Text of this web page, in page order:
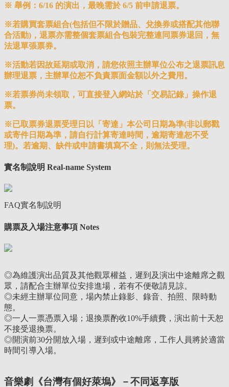
※ 舉例：6/16 的演出，最晚需於 6/5 前申請退票。
※若購買套票組合(包括但不限於贈品、兌換券或搭配其他聯
合活動)，退票亦需整個套票組合包裝完整連同票券退回，無
法退單張票券。
※活動若因故延期或取消，請您依照主辦單位公布之退票訊息
辦理退票，主辦單位恕不負責票面金額以外之費用。
※若票券尚未領取，可直接登入網站於「交易記錄」操作退
票。
※已取票券退票受理日以「寄達」本公司日期為準(非以郵戳
或寄件日期為準，請自行計算寄達時間，逾期寄達恕不受
理)。若逾期、缺件或申請書填寫不全，則無法受理。
實名制說明 Real-name System
FAQ實名制說明
購票及入場注意事項 Notes
◎為維護演出品質及其他觀眾權益，遲到及演出中途離席之觀
眾，請配合主辦單位安排進場，若有不便敬請見諒。
◎未經主辦單位同意，場內禁止錄影、錄音、拍照、限時動
態。
◎一人一票憑票入場；退換票酌收10%手續費，演出前十天恕
不接受退換票。
◎開演前30分開放入場，遲到或中途離席，工作人員將於適當
時間引導入場。
音樂劇《台灣有個好萊塢》－不同返享版